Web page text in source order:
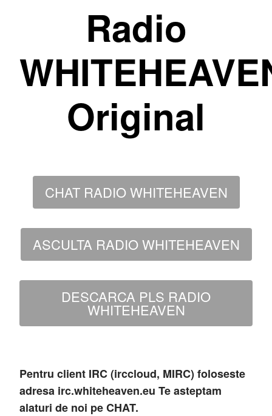
Radio
Original
CHAT RADIO WHITEHEAVEN
ASCULTA RADIO WHITEHEAVEN
DESCARCA PLS RADIO
WHITEHEAVEN
Pentru client IRC (irccloud, MIRC) foloseste
adresa irc.whiteheaven.eu Te asteptam
alaturi de noi pe CHAT.